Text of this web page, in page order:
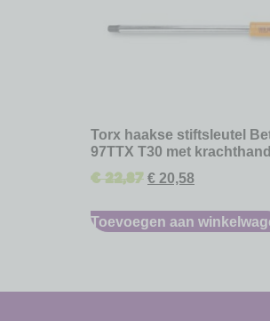
Torx haakse stiftsleutel
97TTX T30 met
€22,87 € 20,58
Toevoegen aan